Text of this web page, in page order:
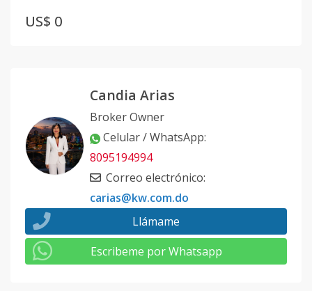
US$ 0
Candia Arias
Broker Owner
Celular / WhatsApp:
8095194994
Correo electrónico:
carias@kw.com.do
Llámame
Escribeme por Whatsapp